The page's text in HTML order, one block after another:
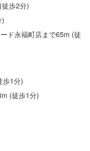
歩2分)
)
ド永福町店まで65m (徒
歩1分)
(徒歩1分)